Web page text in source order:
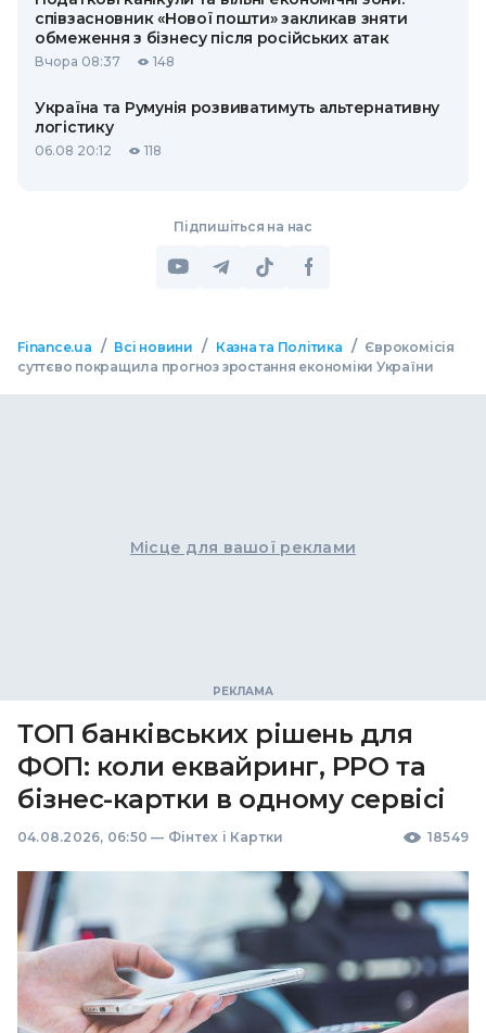
співзасновник «Нової пошти» закликав зняти
обмеження з бізнесу після російських атак
Вчора 08:37 148
Україна та Румунія розвиватимуть альтернативну
логістику
06.08 20:12 118
Підпишіться на нас
Finance.ua / Всі новини / Казна та Політика / Єврокомісія
суттєво покращила прогноз зростання економіки України
Місце для вашої реклами
ТОП банківських рішень для
ФОП: коли еквайринг, РРО та
бізнес-картки в одному сервісі
04.08.2026, 06:50 — Фінтех і Картки 18549